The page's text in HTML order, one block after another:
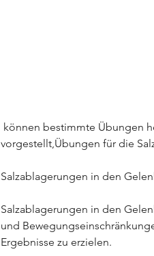
vorgestellt,Übungen für die
Salzablagerungen in den
Salzablagerungen in den
und
Ergebnisse zu erzielen.